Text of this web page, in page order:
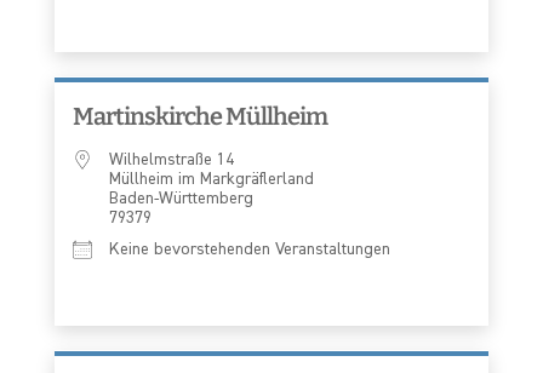
Martinskirche Müllheim
Wilhelmstraße 14
Müllheim im Markgräflerland
Baden-Württemberg
79379
Keine bevorstehenden Veranstaltungen